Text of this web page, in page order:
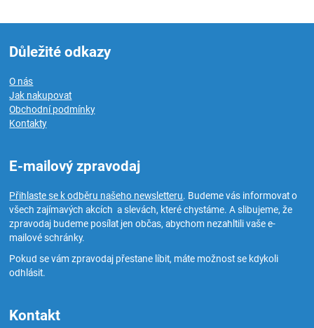
Důležité odkazy
O nás
Jak nakupovat
Obchodní podmínky
Kontakty
E-mailový zpravodaj
Přihlaste se k odběru našeho newsletteru. Budeme vás informovat o
všech zajímavých akcích a slevách, které chystáme. A slibujeme, že
zpravodaj budeme posílat jen občas, abychom nezahltili vaše e-
mailové schránky.
Pokud se vám zpravodaj přestane líbit, máte možnost se kdykoli
odhlásit.
Kontakt